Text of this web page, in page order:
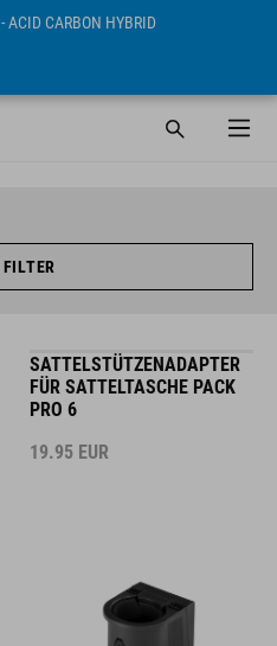
- ACID CARBON HYBRID
FILTER
SATTELSTÜTZENADAPTER
FÜR SATTELTASCHE PACK
PRO 6
19.95 EUR